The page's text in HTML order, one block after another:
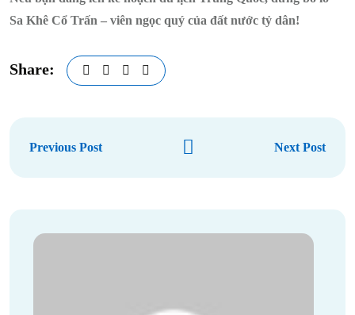
Sa Khê Cổ Trấn – viên ngọc quý của đất nước tỷ dân!
Share:
Previous Post Next Post